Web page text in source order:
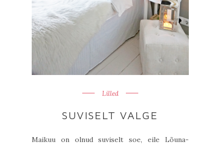
Lilled
SUVISELT VALGE
Maikuu on olnud suviselt soe, eile Lõuna-